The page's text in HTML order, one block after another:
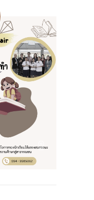
.ฎ. ฯ
ทบที่อาจเกิดขึ้นจากกฎ
2564)